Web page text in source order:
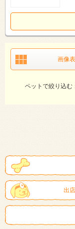
画像
ペットで絞り込む
出